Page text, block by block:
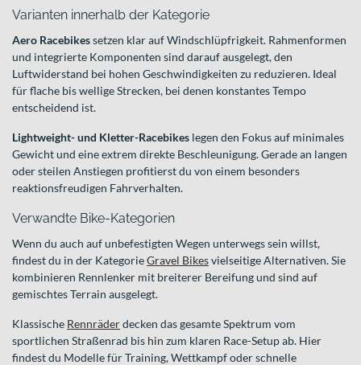
Varianten innerhalb der Kategorie
Aero Racebikessetzen klar auf Windschlüpfrigkeit. Rahmenformen
und integrierte Komponenten sind darauf ausgelegt, den
Luftwiderstand bei hohen Geschwindigkeiten zu reduzieren. Ideal
für flache bis wellige Strecken, bei denen konstantes Tempo
entscheidend ist.
Lightweight- und Kletter-Racebikes legen den Fokus auf minimales
Gewicht und eine extrem direkte Beschleunigung. Gerade an langen
oder steilen Anstiegen profitierst du von einem besonders
reaktionsfreudigen Fahrverhalten.
Verwandte Bike-Kategorien
Wenn du auch auf unbefestigten Wegen unterwegs sein willst,
findest du in der KategorieGravel Bikesvielseitige Alternativen. Sie
kombinieren Rennlenker mit breiterer Bereifung und sind auf
gemischtes Terrain ausgelegt.
Klassische Rennräderdecken das gesamte Spektrum vom
sportlichen Straßenrad bis hin zum klaren Race-Setup ab. Hier
findest du Modelle für Training, Wettkampf oder schnelle